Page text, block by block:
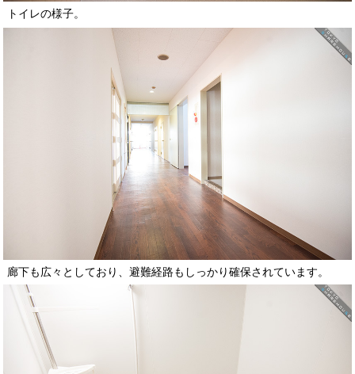
トイレの様子。
廊下も広々としており、避難経路もしっかり確保されています。